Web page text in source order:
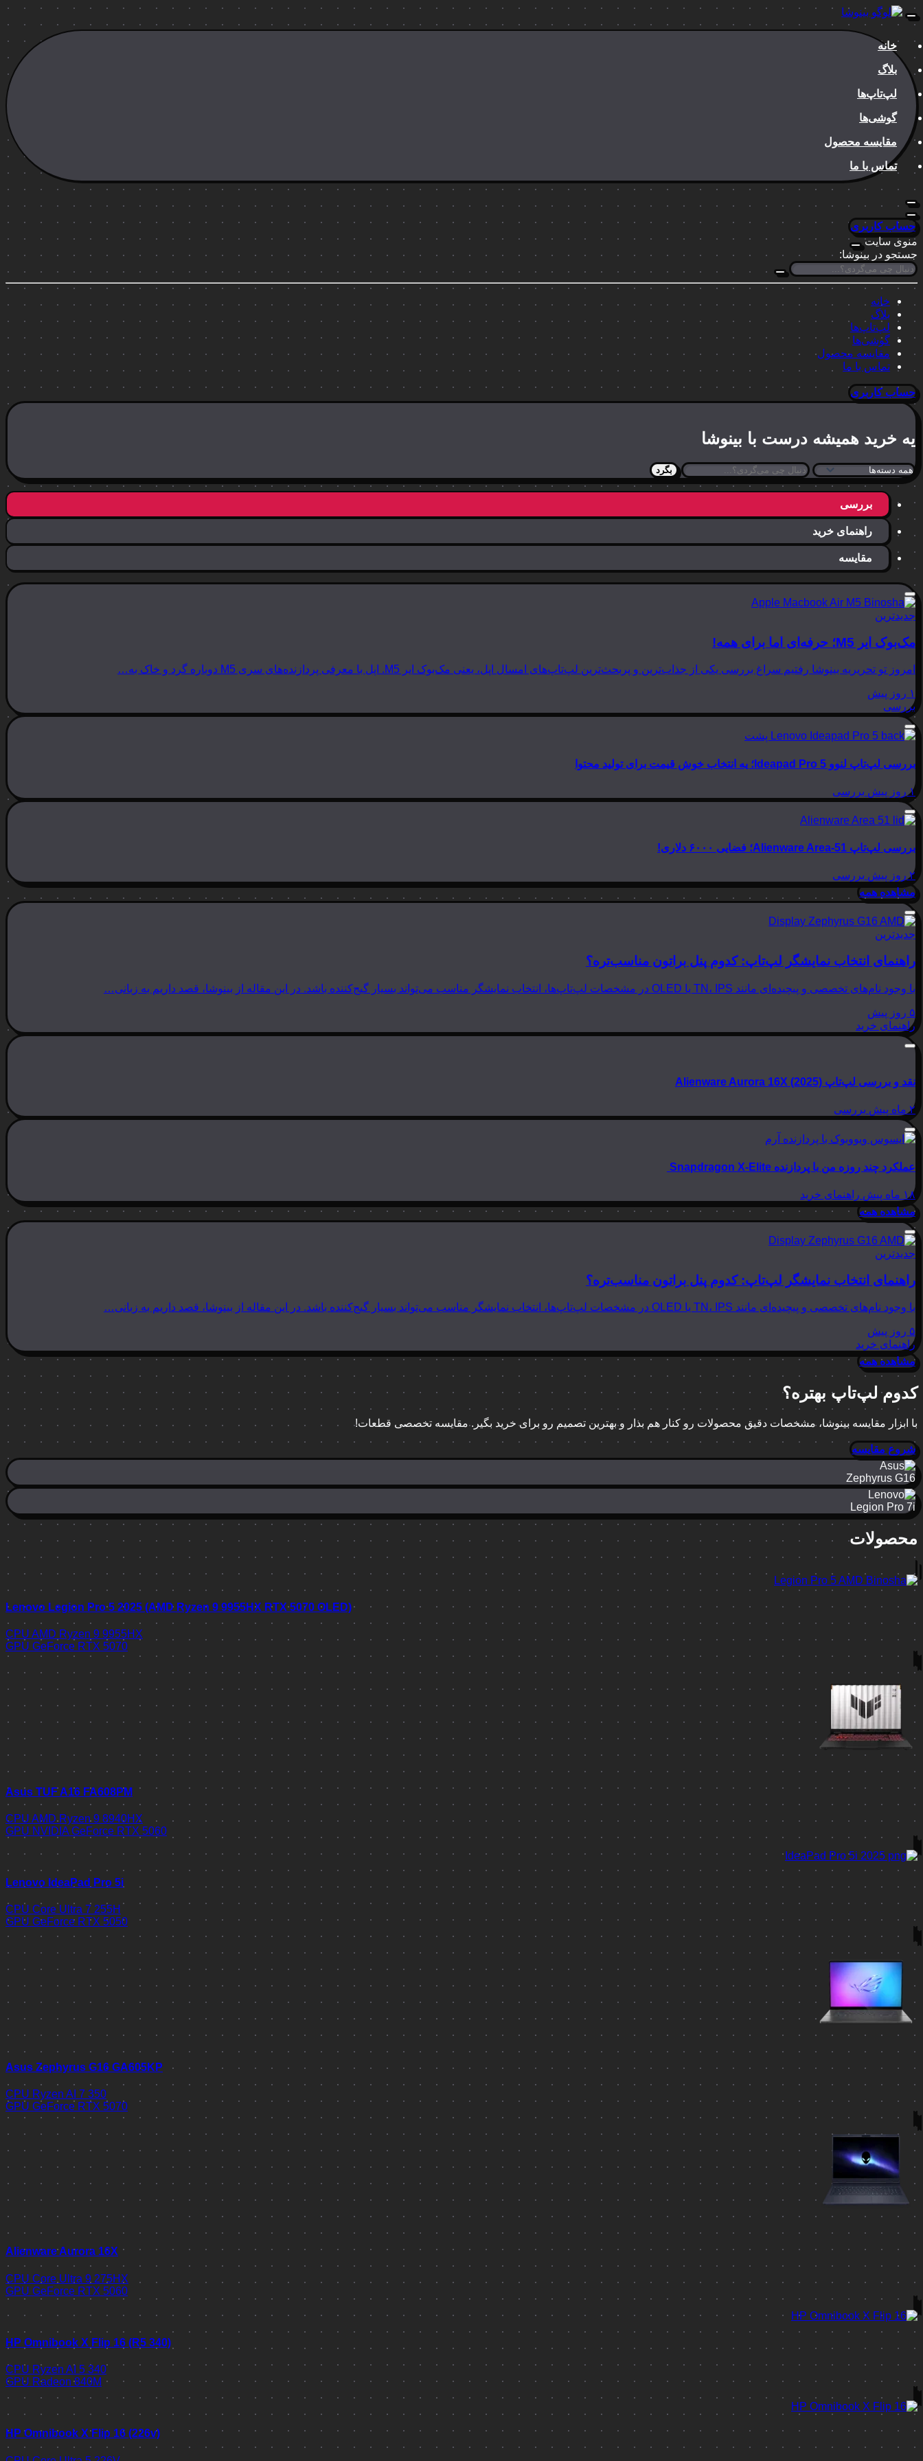
خانه
بلاگ
لپ‌تاپ‌ها
گوشی‌ها
مقایسه محصول
تماس با ما
حساب کاربری
منوی سایت
جستجو در بینوشا:
خانه
بلاگ
لپ‌تاپ‌ها
گوشی‌ها
مقایسه محصول
تماس با ما
حساب کاربری
یه خرید همیشه درست با بینوشا
بگرد
بررسی
راهنمای خرید
مقایسه
جدیدترین
مک‌بوک ایر M5؛ حرفه‌ای اما برای همه!
امروز تو تحریریه بینوشا رفتیم سراغ بررسی یکی از جذاب‌ترین و پربحث‌ترین لپ‌تاپ‌های امسال اپل، یعنی مک‌بوک ایر M5. اپل با معرفی پردازنده‌های سری M5 دوباره گرد و خاک به…
۱ روز پیش
بررسی
بررسی لپ‌تاپ لنوو Ideapad Pro 5؛ یه انتخاب خوش قیمت برای تولید محتوا
۱ روز پیش بررسی
بررسی لپ‌تاپ Alienware Area-51؛ فضایی ۶۰۰۰ دلاری!
۲ روز پیش
بررسی
مشاهده همه
جدیدترین
راهنمای انتخاب نمایشگر لپ‌تاپ: کدوم پنل براتون مناسب‌تره؟
با وجود نام‌های تخصصی و پیچیده‌ای مانند TN، IPS یا OLED در مشخصات لپ‌تاپ‌ها، انتخاب نمایشگر مناسب می‌تواند بسیار گیج‌کننده باشد. در این مقاله از بینوشا، قصد داریم به زبانی…
۵ روز پیش
راهنمای خرید
نقد و بررسی لپ‌تاپ Alienware Aurora 16X (2025)
۲ ماه پیش بررسی
عملکرد چند روزه من با پردازنده Snapdragon X-Elite
۱۸ ماه پیش
راهنمای خرید
مشاهده همه
جدیدترین
راهنمای انتخاب نمایشگر لپ‌تاپ: کدوم پنل براتون مناسب‌تره؟
با وجود نام‌های تخصصی و پیچیده‌ای مانند TN، IPS یا OLED در مشخصات لپ‌تاپ‌ها، انتخاب نمایشگر مناسب می‌تواند بسیار گیج‌کننده باشد. در این مقاله از بینوشا، قصد داریم به زبانی…
۵ روز پیش
راهنمای خرید
مشاهده همه
کدوم لپ‌تاپ بهتره؟
با ابزار مقایسه بینوشا، مشخصات دقیق محصولات رو کنار هم بذار و بهترین تصمیم رو برای خرید بگیر. مقایسه تخصصی قطعات!
شروع مقایسه
Zephyrus G16
Legion Pro 7i
محصولات
Lenovo Legion Pro 5 2025 (AMD Ryzen 9 9955HX RTX 5070 OLED)
CPU AMD Ryzen 9 9955HX
GPU GeForce RTX 5070
Asus TUF A16 FA608PM
CPU AMD Ryzen 9 8940HX
GPU NVIDIA GeForce RTX 5060
Lenovo IdeaPad Pro 5i
CPU Core Ultra 7 255H
GPU GeForce RTX 5050
Asus Zephyrus G16 GA605KP
CPU Ryzen AI 7 350
GPU GeForce RTX 5070
Alienware Aurora 16X
CPU Core Ultra 9 275HX
GPU GeForce RTX 5060
HP Omnibook X Flip 16 (R5 340)
CPU Ryzen AI 5 340
GPU Radeon 840M
HP Omnibook X Flip 16 (226v)